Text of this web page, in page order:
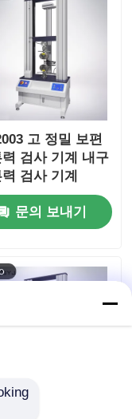
고 정밀 보편
검사 기계 내구
검사 기계
문의 보내기